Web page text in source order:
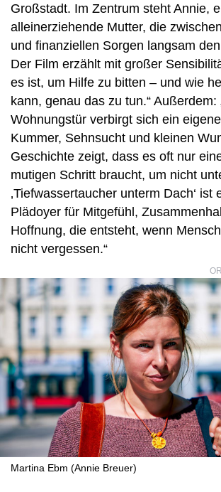
Großstadt. Im Zentrum steht Annie,
alleinerziehende Mutter, die
und finanziellen Sorgen langsam
Der Film erzählt mit großer
es ist, um Hilfe zu bitten – und wie
kann, genau das zu tun.“ Außerdem:
Wohnungstür verbirgt sich ein
Kummer, Sehnsucht und kleinen
Geschichte zeigt, dass es oft nur
mutigen Schritt braucht, um nicht
‚Tiefwassertaucher unterm Dach‘ ist
Plädoyer für Mitgefühl,
Hoffnung, die entsteht, wenn
nicht vergessen.“
Martina Ebm (Annie Breuer)